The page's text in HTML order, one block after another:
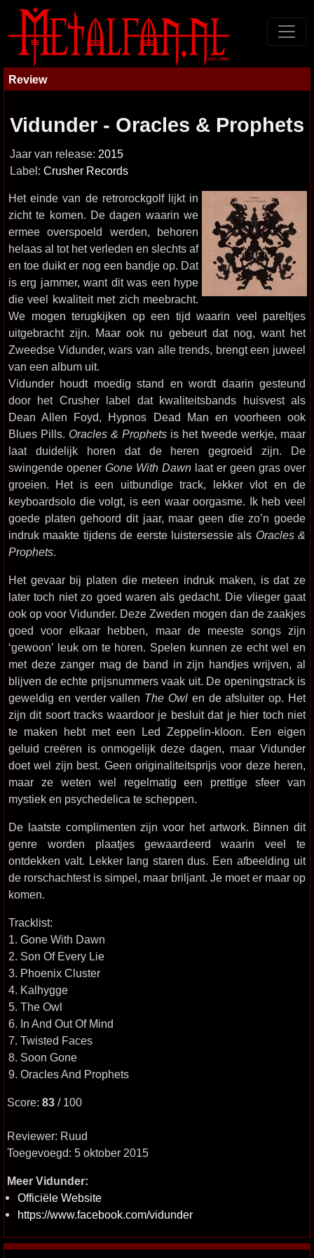
Review
Vidunder - Oracles & Prophets
Jaar van release: 2015
Label: Crusher Records
Het einde van de retrorockgolf lijkt in
zicht te komen. De dagen waarin we
ermee overspoeld werden, behoren
helaas al tot het verleden en slechts af
en toe duikt er nog een bandje op. Dat
is erg jammer, want dit was een hype
die veel kwaliteit met zich meebracht.
We mogen terugkijken op een tijd waarin veel pareltjes
uitgebracht zijn. Maar ook nu gebeurt dat nog, want het
Zweedse Vidunder, wars van alle trends, brengt een juweel
van een album uit.
Vidunder houdt moedig stand en wordt daarin gesteund
door het Crusher label dat kwaliteitsbands huisvest als
Dean Allen Foyd, Hypnos Dead Man en voorheen ook
Blues Pills. Oracles & Prophets is het tweede werkje, maar
laat duidelijk horen dat de heren gegroeid zijn. De
swingende opener Gone With Dawn laat er geen gras over
groeien. Het is een uitbundige track, lekker vlot en de
keyboardsolo die volgt, is een waar oorgasme. Ik heb veel
goede platen gehoord dit jaar, maar geen die zo’n goede
indruk maakte tijdens de eerste luistersessie als Oracles &
Prophets.
Het gevaar bij platen die meteen indruk maken, is dat ze
later toch niet zo goed waren als gedacht. Die vlieger gaat
ook op voor Vidunder. Deze Zweden mogen dan de zaakjes
goed voor elkaar hebben, maar de meeste songs zijn
‘gewoon’ leuk om te horen. Spelen kunnen ze echt wel en
met deze zanger mag de band in zijn handjes wrijven, al
blijven de echte prijsnummers vaak uit. De openingstrack is
geweldig en verder vallen The Owl en de afsluiter op. Het
zijn dit soort tracks waardoor je besluit dat je hier toch niet
te maken hebt met een Led Zeppelin-kloon. Een eigen
geluid creëren is onmogelijk deze dagen, maar Vidunder
doet wel zijn best. Geen originaliteitsprijs voor deze heren,
maar ze weten wel regelmatig een prettige sfeer van
mystiek en psychedelica te scheppen.
De laatste complimenten zijn voor het artwork. Binnen dit
genre worden plaatjes gewaardeerd waarin veel te
ontdekken valt. Lekker lang staren dus. Een afbeelding uit
de rorschachtest is simpel, maar briljant. Je moet er maar op
komen.
Tracklist:
1. Gone With Dawn
2. Son Of Every Lie
3. Phoenix Cluster
4. Kalhygge
5. The Owl
6. In And Out Of Mind
7. Twisted Faces
8. Soon Gone
9. Oracles And Prophets
Score: 83 / 100
Reviewer: Ruud
Toegevoegd: 5 oktober 2015
Meer Vidunder:
Officiële Website
https://www.facebook.com/vidunder